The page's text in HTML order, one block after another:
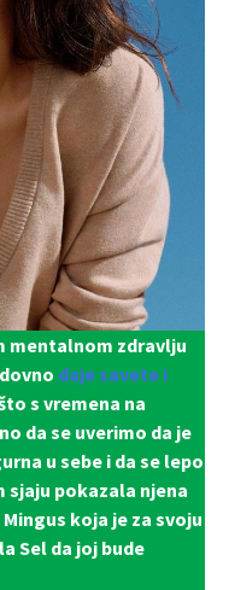
mentalnom zdravlju
daje savete i
s vremena na
da se uverimo da je
u sebe i da se lepo
sjaju pokazala njena
koja je za svoju
Sel da joj bude